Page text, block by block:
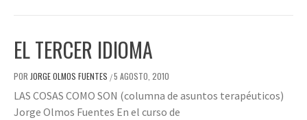
EL TERCER IDIOMA
POR JORGE OLMOS FUENTES /5 AGOSTO, 2010
LAS COSAS COMO SON (columna de asuntos terapéuticos)
Jorge Olmos Fuentes En el curso de